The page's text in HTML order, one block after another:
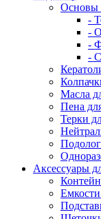
Основы
-
-
-
-
Масла
Пена
Терки
Аксессуары